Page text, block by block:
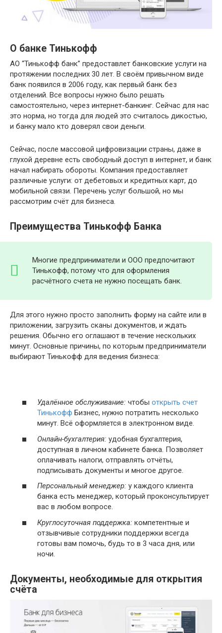
О банке Тинькофф
АО “Тинькофф банк” предоставлет банковские услуги на
протяжении последних 30 лет. В своём привычном виде
банк появился в 2006 году, как первый банк без
отделений. Все вопросы нужно было решать
самостоятельно, через интернет-банкинг. Сейчас для нас
это норма, но тогда для людей это считалось дикостью,
и банку мало кто доверял свои деньги.
Сейчас, после массовой цифровизации страны, даже в
глухой деревне есть свободный доступ в интернет, и банк
начал набирать обороты. Компания предоставляет
различные услуги: от дебетовых и кредитных карт, до
мобильной связи. Перечень услуг большой, но мы
рассмотрим счёт для бизнеса.
Преимущества Тинькофф Банка
Многие предприниматели и ООО предпочитают
Тинькофф, потому что для оформления
расчётного счета не нужно посещать банк.
Для этого нужно просто заполнить форму на сайте или в
приложении, загрузить сканы документов, и ждать
решения. Обычно его оглашают в течение нескольких
минут. Основные причины, по которым предприниматели
выбирают Тинькофф для ведения бизнеса:
Удалённое обслуживание: чтобы открыть счет
Тинькофф Бизнес, нужно потратить несколько
минут. Всё оформляется в электронном виде.
Онлайн-бухгалтерия: удобная бухгалтерия,
доступная в личном кабинете банка. Позволяет
оплачивать налоги, отправлять отчёты,
подписывать документы и многое другое.
Персональный менеджер: у каждого клиента
банка есть менеджер, который проконсультирует
вас в любом вопросе.
Круглосуточная поддержка: компетентные и
отзывчивые сотрудники поддержки всегда
готовы вам помочь, будь то в 3 часа дня, или
ночи.
Документы, необходимые для открытия
счёта